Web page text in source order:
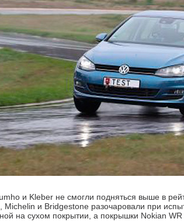
и Kleber не смогли подняться выше в
Michelin и Bridgestone разочаровали при
на сухом покрытии, а покрышки Nokian